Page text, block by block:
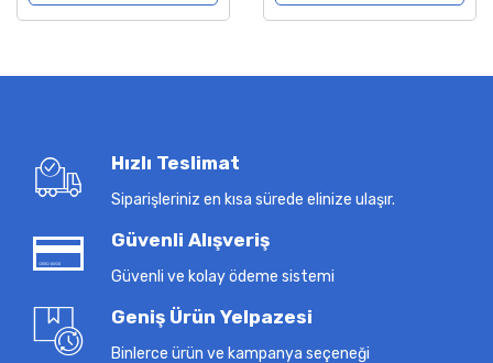
Hızlı Teslimat
Siparişleriniz en kısa sürede elinize ulaşır.
Güvenli Alışveriş
Güvenli ve kolay ödeme sistemi
Geniş Ürün Yelpazesi
Binlerce ürün ve kampanya seçeneği